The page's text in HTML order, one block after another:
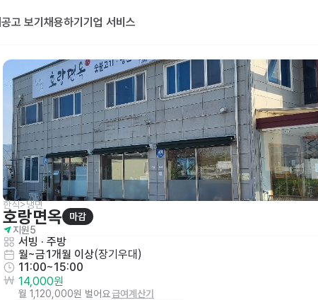
공고 보기 채용하기 기업 서비스
한식>냉면
호랑면옥
마감
지원5
서빙 · 주방
월~금1개월 이상(장기우대 )
11:00~15:00
14,000원
월 1,120,000원 벌어요급여계산기